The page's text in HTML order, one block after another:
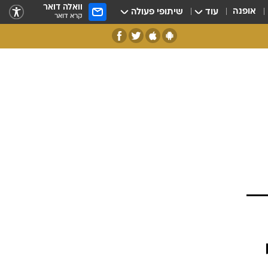
אופנה עוד שיתופי פעולה וואלה דואר
קרא דואר